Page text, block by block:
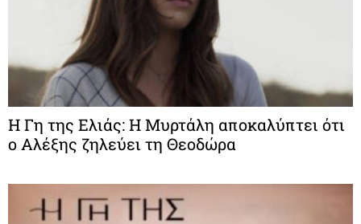
Η Γη της Ελιάς: Η Μυρτάλη αποκαλύπτει ότι
o Αλέξης ζηλεύει τη Θεοδώρα